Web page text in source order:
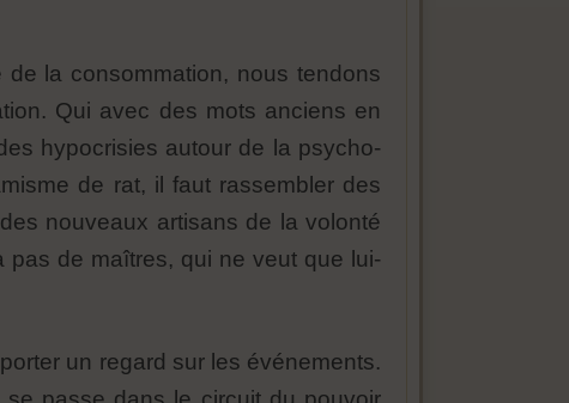
la consommation, nous tendons
Qui avec des mots anciens en
hypocrisies autour de la psycho-
de rat, il faut rassembler des
nouveaux artisans de la volonté
de maîtres, qui ne veut que lui-
un regard sur les événements.